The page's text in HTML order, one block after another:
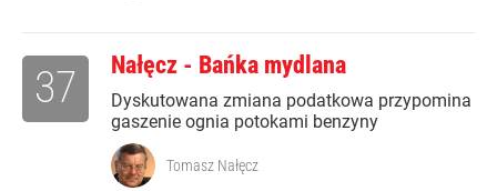
Nałęcz - Bańka mydlana
Dyskutowana zmiana podatkowa przypomina
gaszenie ognia potokami benzyny
37
Tomasz Nałęcz